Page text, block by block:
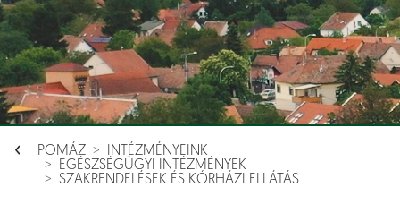
POMÁZ
INTÉZMÉNYEINK
EGÉSZSÉGÜGYI INTÉZMÉNYEK
SZAKRENDELÉSEK ÉS KÓRHÁZI ELLÁTÁS
Dokumentumok [ ]
Aloldalak []